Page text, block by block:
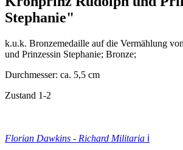
Stephanie"
k.u.k. Bronzemedaille auf die Vermählung
und Prinzessin Stephanie; Bronze;
Durchmesser: ca. 5,5 cm
Zustand 1-2
Florian Dawkins - Richard Militaria ℹ️